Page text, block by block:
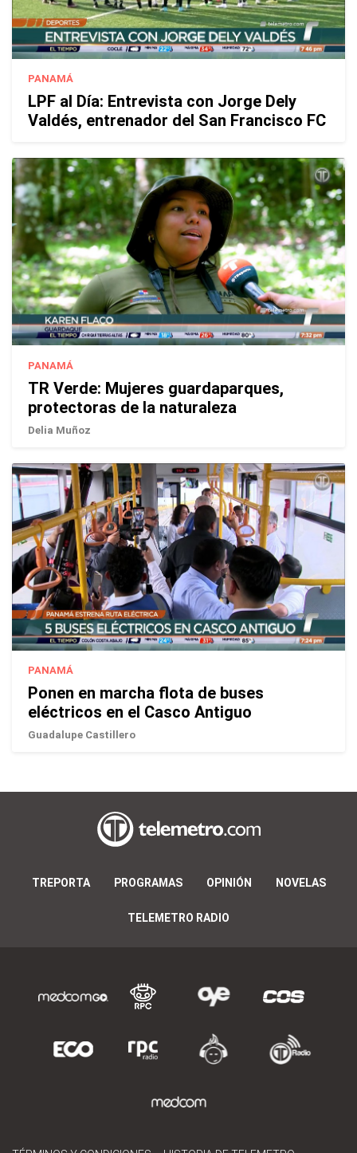
PANAMÁ
LPF al Día: Entrevista con Jorge Dely
Valdés, entrenador del San Francisco FC
PANAMÁ
TR Verde: Mujeres guardaparques,
protectoras de la naturaleza
Delia Muñoz
PANAMÁ
Ponen en marcha flota de buses
eléctricos en el Casco Antiguo
Guadalupe Castillero
TREPORTA PROGRAMAS OPINIÓN NOVELAS
TELEMETRO RADIO